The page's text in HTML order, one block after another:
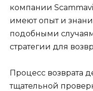
компании
имеют опыт и
подобными
стратегии для
Процесс возврата
тщательной